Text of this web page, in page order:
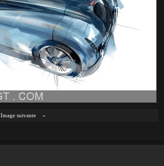
Image suivante »